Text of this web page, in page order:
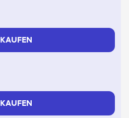
KAUFEN
KAUFEN